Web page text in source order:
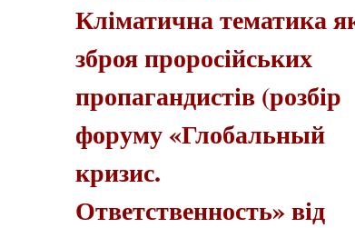
Кліматична тематика
зброя проросійських
пропагандистів (розбір
форуму «Глобальный
кризис.
Ответственность» від